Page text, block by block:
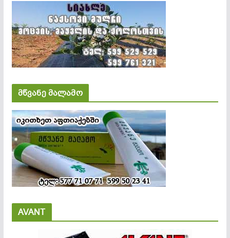
მწვანე მალამო
AVANT